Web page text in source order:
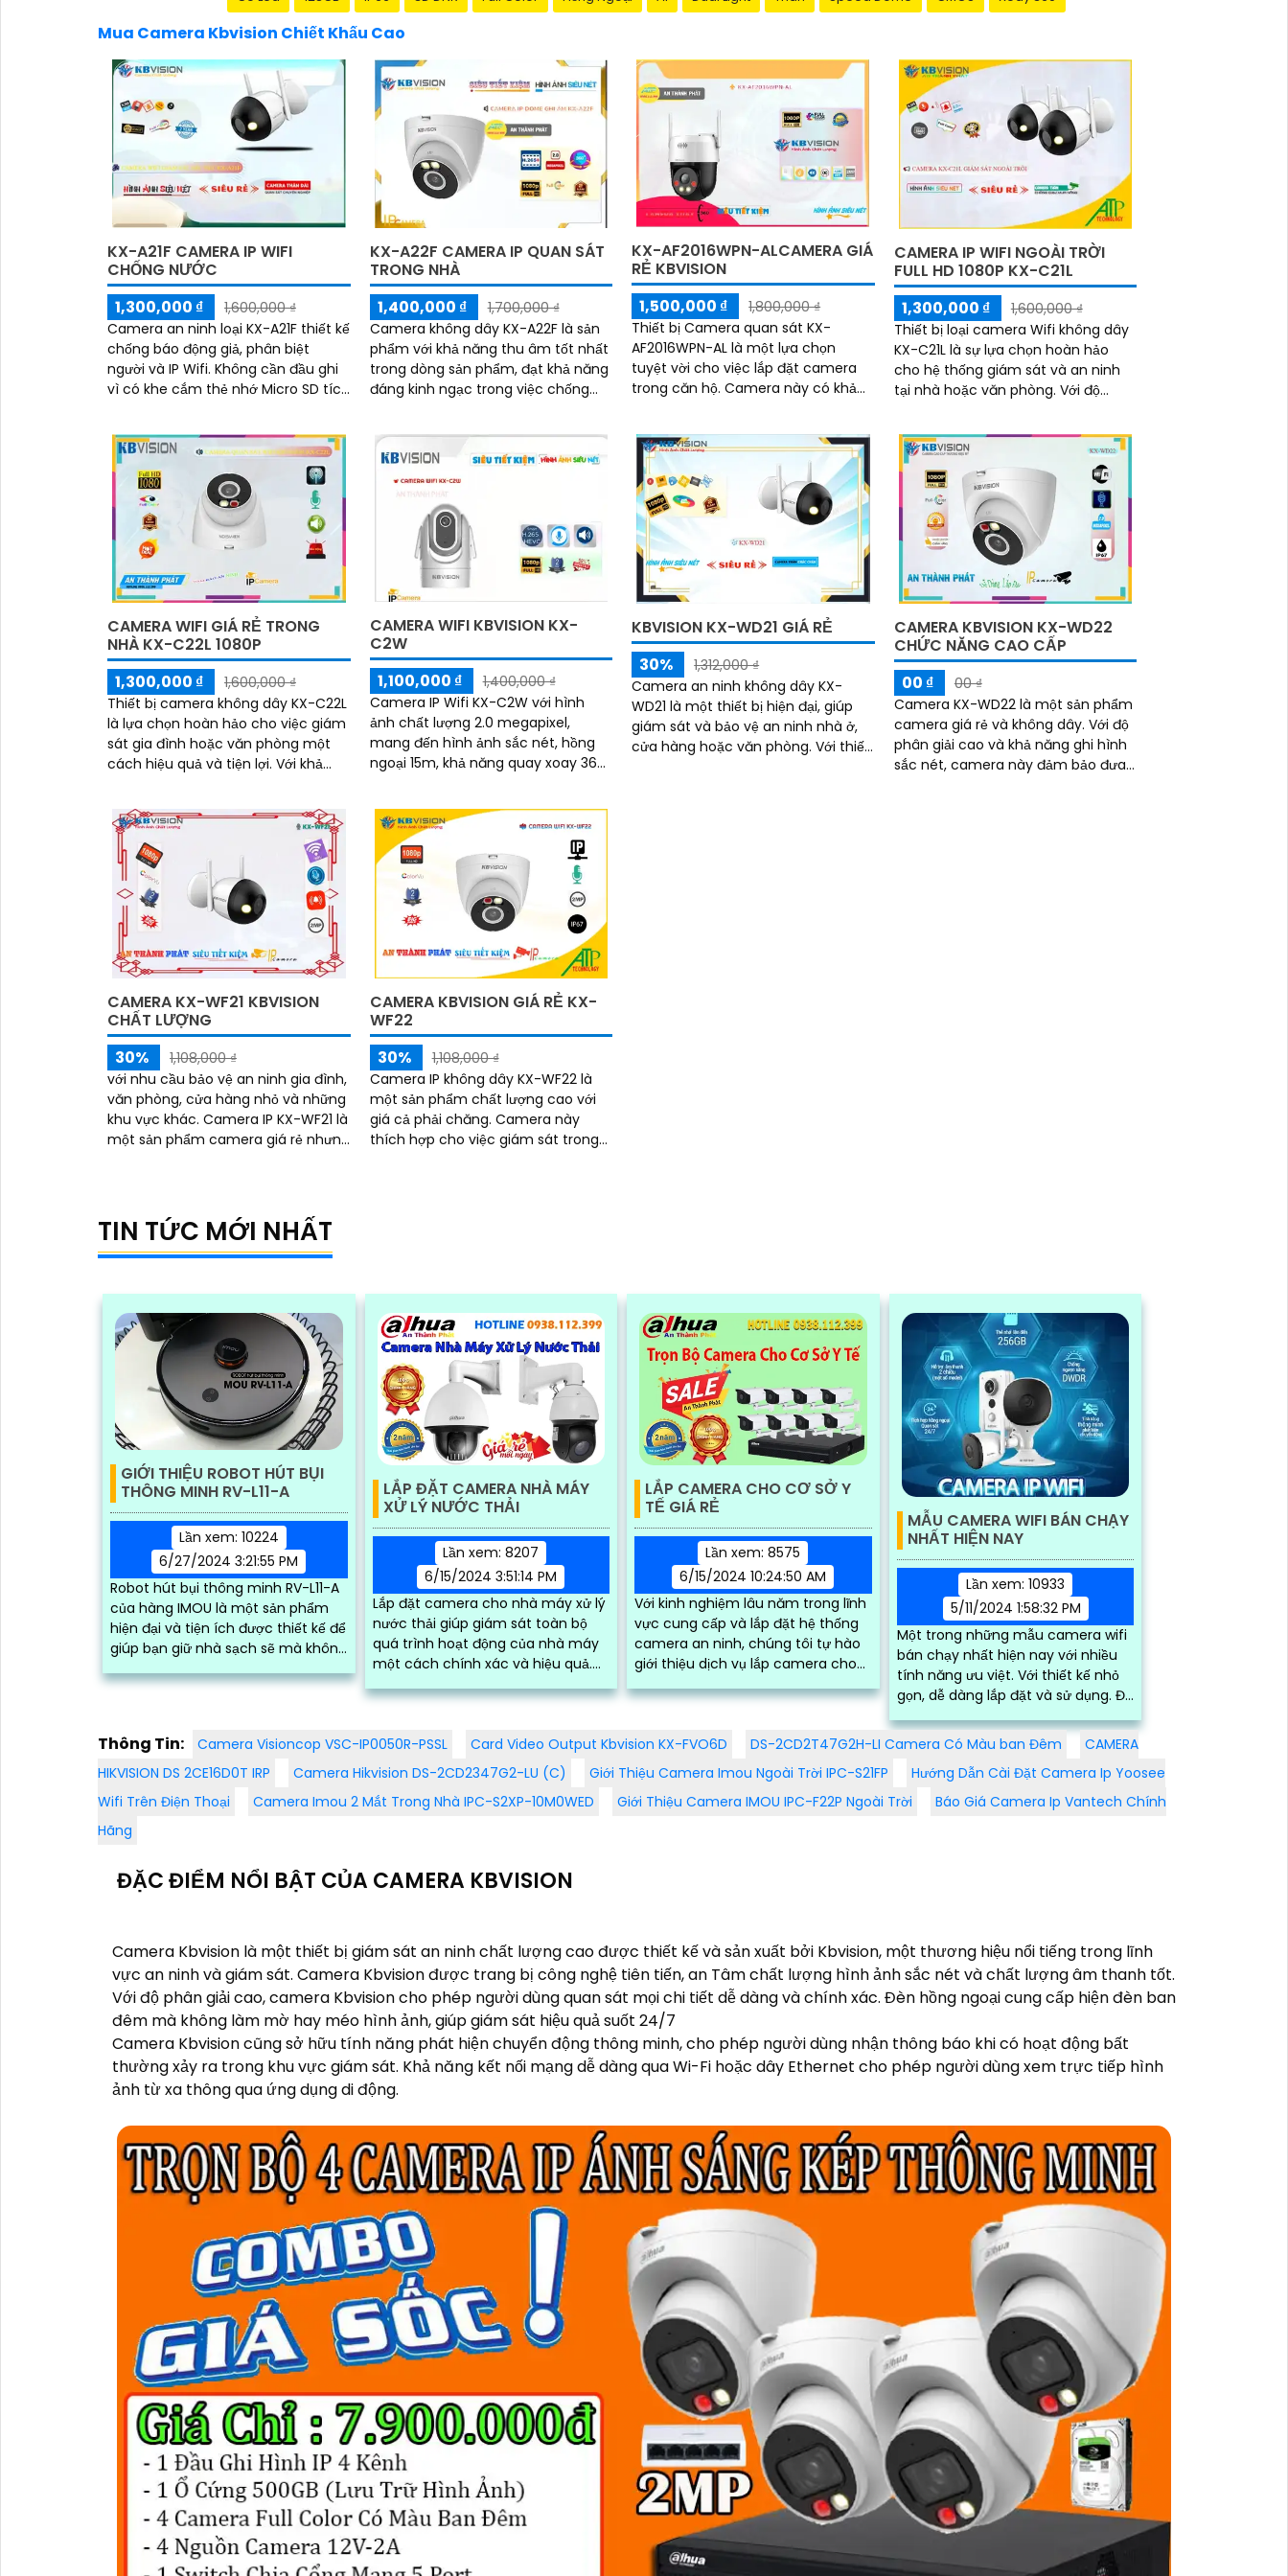
Mua Camera Kbvision Chiết Khấu Cao
KX-A21F CAMERA IP WIFI
CHỐNG NƯỚC
1,300,000 ₫
1,600,000 ₫
Camera an ninh loại KX-A21F thiết kế
chống báo động giả, phân biệt
người và IP Wifi. Không cần đầu ghi
vì có khe cắm thẻ nhớ Micro SD tích
an...
KX-A22F CAMERA IP QUAN SÁT
TRONG NHÀ
1,400,000 ₫
1,700,000 ₫
Camera không dây KX-A22F là sản
phẩm với khả năng thu âm tốt nhất
trong dòng sản phẩm, đạt khả năng
đáng kinh ngạc trong việc chống
KX-AF2016WPN-ALCAMERA GIÁ
RẺ KBVISION
1,500,000 ₫
1,800,000 ₫
Thiết bị Camera quan sát KX-
AF2016WPN-AL là một lựa chọn
tuyệt vời cho việc lắp đặt camera
trong căn hộ. Camera này có khả
FULL HD 1080P
CAMERA IP WIFI NGOÀI TRỜI
FULL HD 1080P KX-C21L
1,300,000 ₫
1,600,000 ₫
Thiết bị loại camera Wifi không dây
KX-C21L là sự lựa chọn hoàn hảo
cho hệ thống giám sát và an ninh
tại nhà hoặc văn phòng. Với độ
góc nhìn rộng, camera KX-C21L giúp
bạn quan sát mọi hoạt động một
cách dễ dàng
CAMERA WIFI GIÁ RẺ TRONG
NHÀ KX-C22L 1080P
1,300,000 ₫
1,600,000 ₫
Thiết bị camera không dây KX-C22L
là lựa chọn hoàn hảo cho việc giám
sát gia đình hoặc văn phòng một
cách hiệu quả và tiện lợi. Với khả
động từ xa thông qua điện thoại di
động
CAMERA WIFI KBVISION KX-
C2W
1,100,000 ₫
1,400,000 ₫
Camera IP Wifi KX-C2W với hình
ảnh chất lượng 2.0 megapixel,
mang đến hình ảnh sắc nét, hồng
ngoại 15m, khả năng quay xoay 360,
KBVISION KX-WD21 GIÁ RẺ
30%
1,312,000 ₫
Camera an ninh không dây KX-
WD21 là một thiết bị hiện đại, giúp
giám sát và bảo vệ an ninh nhà ở,
cửa hàng hoặc văn phòng. Với thiết
CAMERA KBVISION KX-WD22
CHỨC NĂNG CAO CẤP
00 ₫
00 ₫
Camera KX-WD22 là một sản phẩm
camera giá rẻ và không dây. Với độ
phân giải cao và khả năng ghi hình
sắc nét, camera này đảm bảo đưa
CAMERA KX-WF21 KBVISION
CHẤT LƯỢNG
30%
1,108,000 ₫
với nhu cầu bảo vệ an ninh gia đình,
văn phòng, cửa hàng nhỏ và những
khu vực khác. Camera IP KX-WF21 là
một sản phẩm camera giá rẻ nhưng
CAMERA KBVISION GIÁ RẺ KX-
WF22
30%
1,108,000 ₫
Camera IP không dây KX-WF22 là
một sản phẩm chất lượng cao với
giá cả phải chăng. Camera này
thích hợp cho việc giám sát trong
TIN TỨC MỚI NHẤT
GIỚI THIỆU ROBOT HÚT BỤI
THÔNG MINH RV-L11-A
Lần xem: 10224
6/27/2024 3:21:55 PM
Robot hút bụi thông minh RV-L11-A
của hàng IMOU là một sản phẩm
hiện đại và tiện ích được thiết kế để
giúp bạn giữ nhà sạch sẽ mà không
công sức. ...
LẮP ĐẶT CAMERA NHÀ MÁY
XỬ LÝ NƯỚC THẢI
Lần xem: 8207
6/15/2024 3:51:14 PM
Lắp đặt camera cho nhà máy xử lý
nước thải giúp giám sát toàn bộ
quá trình hoạt động của nhà máy
một cách chính xác và hiệu quả.
hình ảnh rõ nét...
LẮP CAMERA CHO CƠ SỞ Y
TẾ GIÁ RẺ
Lần xem: 8575
6/15/2024 10:24:50 AM
Với kinh nghiệm lâu năm trong lĩnh
vực cung cấp và lắp đặt hệ thống
camera an ninh, chúng tôi tự hào
giới thiệu dịch vụ lắp camera cho
thống...
MẪU CAMERA WIFI BÁN CHẠY
NHẤT HIỆN NAY
Lần xem: 10933
5/11/2024 1:58:32 PM
Một trong những mẫu camera wifi
bán chạy nhất hiện nay với nhiều
tính năng ưu việt. Với thiết kế nhỏ
gọn, dễ dàng lắp đặt và sử dụng. Độ
phân giải cao giúp hình ảnh rõ nét
và sắc nét
Thông Tin: Camera Visioncop VSC-IP0050R-PSSL Card Video Output Kbvision KX-FVO6D DS-2CD2T47G2H-LI Camera Có Màu ban Đêm
CAMERA
HIKVISION DS 2CE16D0T IRP
Camera Hikvision DS-2CD2347G2-LU (C) Giới Thiệu Camera Imou Ngoài Trời IPC-S21FP
Hướng Dẫn Cài Đặt Camera Ip Yoosee
Wifi Trên Điện Thoại
Camera Imou 2 Mắt Trong Nhà IPC-S2XP-10M0WED Giới Thiệu Camera IMOU IPC-F22P Ngoài Trời
Báo Giá Camera Ip Vantech Chính
Hãng
ĐẶC ĐIỂM NỔI BẬT CỦA CAMERA KBVISION
Camera Kbvision là một thiết bị giám sát an ninh chất lượng cao được thiết kế và sản xuất bởi Kbvision, một thương hiệu nổi tiếng trong lĩnh
vực an ninh và giám sát. Camera Kbvision được trang bị công nghệ tiên tiến, an Tâm chất lượng hình ảnh sắc nét và chất lượng âm thanh tốt.
Với độ phân giải cao, camera Kbvision cho phép người dùng quan sát mọi chi tiết dễ dàng và chính xác. Đèn hồng ngoại cung cấp hiện đèn ban
đêm mà không làm mờ hay méo hình ảnh, giúp giám sát hiệu quả suốt 24/7
Camera Kbvision cũng sở hữu tính năng phát hiện chuyển động thông minh, cho phép người dùng nhận thông báo khi có hoạt động bất
thường xảy ra trong khu vực giám sát. Khả năng kết nối mạng dễ dàng qua Wi-Fi hoặc dây Ethernet cho phép người dùng xem trực tiếp hình
ảnh từ xa thông qua ứng dụng di động.